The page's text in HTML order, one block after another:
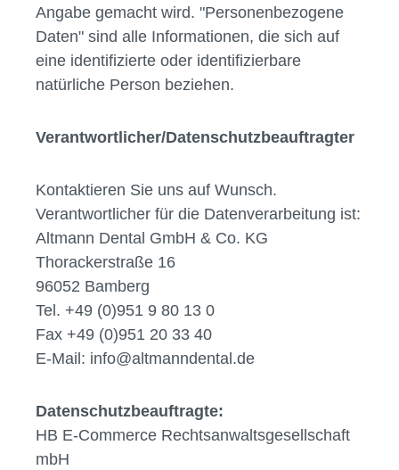
Angabe gemacht wird. "Personenbezogene
Daten" sind alle Informationen, die sich auf
eine identifizierte oder identifizierbare
natürliche Person beziehen.
Verantwortlicher/Datenschutzbeauftragter
Kontaktieren Sie uns auf Wunsch.
Verantwortlicher für die Datenverarbeitung ist:
Altmann Dental GmbH & Co. KG
Thorackerstraße 16
96052 Bamberg
Tel. +49 (0)951 9 80 13 0
Fax +49 (0)951 20 33 40
E-Mail: info@altmanndental.de
Datenschutzbeauftragte:
HB E-Commerce Rechtsanwaltsgesellschaft
mbH